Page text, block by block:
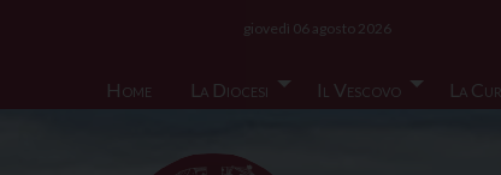
Home
La Diocesi Il Vescovo La
giovedì 06 agosto 2026